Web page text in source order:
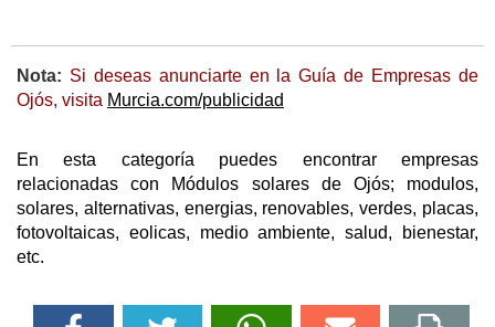
Nota: Si deseas anunciarte en la Guía de Empresas de
Ojós, visita Murcia.com/publicidad
En esta categoría puedes encontrar empresas
relacionadas con Módulos solares de Ojós; modulos,
solares, alternativas, energias, renovables, verdes, placas,
fotovoltaicas, eolicas, medio ambiente, salud, bienestar,
etc.